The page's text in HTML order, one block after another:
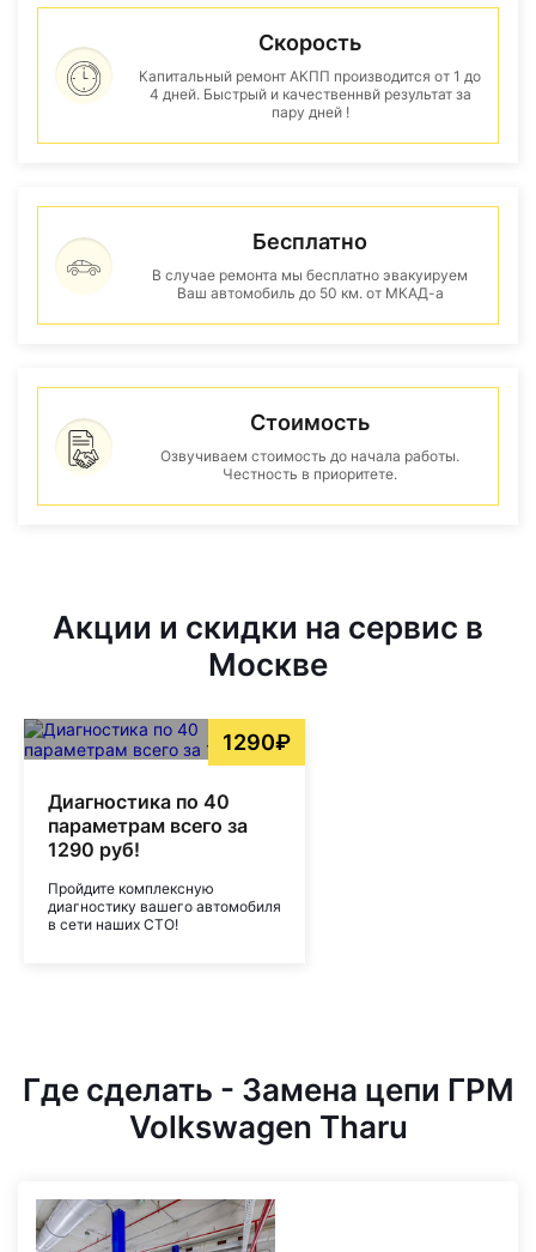
Скорость
Капитальный ремонт АКПП производится от 1 до
4 дней. Быстрый и качественнвй результат за
пару дней !
Бесплатно
В случае ремонта мы бесплатно эвакуируем
Ваш автомобиль до 50 км. от МКАД-а
Стоимость
Озвучиваем стоимость до начала работы.
Честность в приоритете.
Акции и скидки на сервис в
Москве
1290₽
Диагностика по 40
параметрам всего за
1290 руб!
Пройдите комплексную
диагностику вашего автомобиля
в сети наших СТО!
Где сделать - Замена цепи ГРМ
Volkswagen Tharu